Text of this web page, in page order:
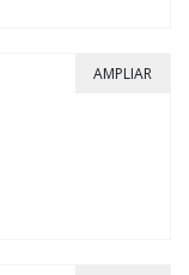
AMPLIAR